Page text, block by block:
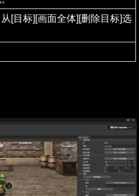
[目标][画面全体][删除目标]选